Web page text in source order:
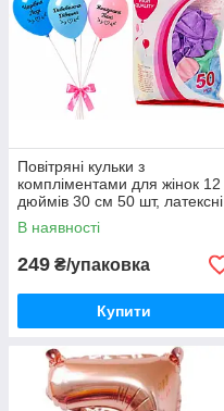
Повітряні кульки з
компліментами для жінок 12
дюймів 30 см 50 шт, латексні
пастельні кульки під гелій
В наявності
249 ₴/упаковка
Купити